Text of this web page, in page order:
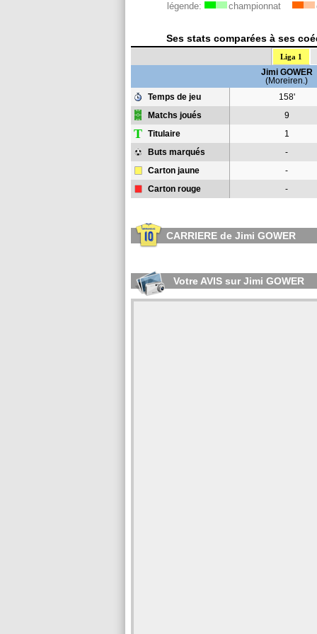
légende: championnat
Ses stats comparées à ses
Liga 1
Jimi GOWER
(Moreiren.)
Temps de jeu
158'
Matchs joués
9
T Titulaire
1
Buts marqués
-
Carton jaune
-
Carton rouge
-
CARRIERE de Jimi GOWER
Votre AVIS sur Jimi GOWER